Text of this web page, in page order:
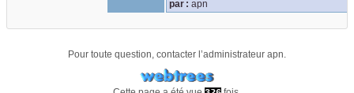
par : apn
Pour toute question, contacter l’administrateur apn.